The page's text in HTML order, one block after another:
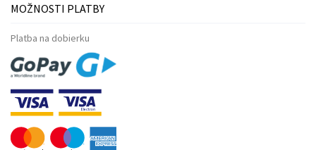
MOŽNOSTI PLATBY
Platba na dobierku